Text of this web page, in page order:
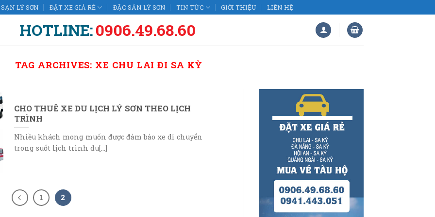
LÝ SƠN ĐẶT XE GIÁ RẺ ĐẶC SẢN LÝ SƠN TIN TỨC GIỚI THIỆU LIÊN HỆ
HOTLINE:0906.49.68.60
TAG ARCHIVES: XE CHU LAI ĐI SA KỲ
CHO THUÊ XE DU LỊCH LÝ SƠN THEO LỊCH
TRÌNH
Nhiều khách mong muốn được đảm bảo xe di chuyển
trong suốt lịch trình du[...]
1 2